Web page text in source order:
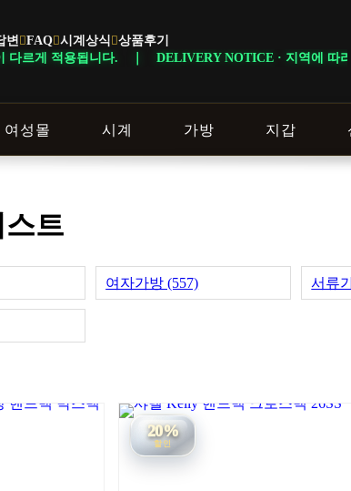
변 FAQ 시계상식 상품후기
NOTICE · 지역에 따라 배송 일정이 달라질 수
여성몰 시계 가방 지갑
트
여자가방 (557) 서류
20%
할인